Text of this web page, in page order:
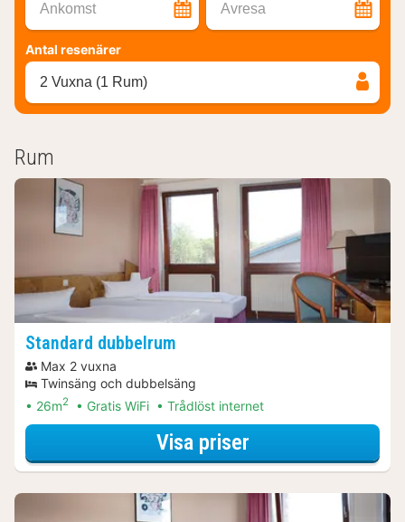
Ankomst Avresa
Antal resenärer
2 Vuxna (1 Rum)
Rum
Standard dubbelrum
Max 2 vuxna
Twinsäng och dubbelsäng
26m2 Gratis WiFi Trådlöst internet
Visa priserför Standard